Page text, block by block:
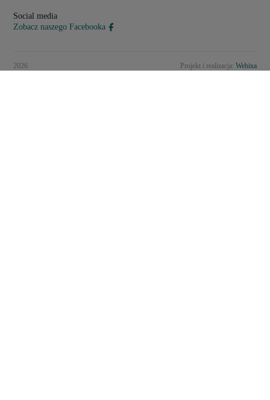
Social media
Zobacz naszego Facebooka
2026 Projekt i realizacja: Webixa